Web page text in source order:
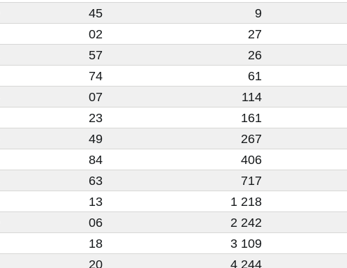
45 9
02 27
57 26
74 61
07 114
23 161
49 267
84 406
63 717
13 1 218
06 2 242
18 3 109
20 4 244